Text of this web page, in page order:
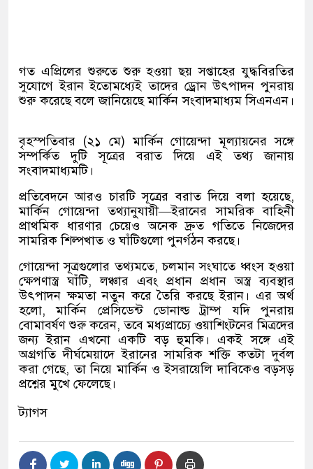
গত এপ্রিলের শুরুতে শুরু হওয়া ছয় সপ্তাহের যুদ্ধবিরতির
সুযোগে ইরান ইতোমধ্যেই তাদের ড্রোন উৎপাদন পুনরায়
শুরু করেছে বলে জানিয়েছে মার্কিন সংবাদমাধ্যম সিএনএন।
বৃহস্পতিবার (২১ মে)মার্কিন গোয়েন্দা মূল্যায়নের সঙ্গে
সম্পর্কিত দুটি সূত্রের বরাত দিয়ে এই তথ্য জানায়
সংবাদমাধ্যমটি।
প্রতিবেদনে আরও চারটি সূত্রের বরাত দিয়ে বলা হয়েছে,
মার্কিন গোয়েন্দা তথ্যানুযায়ী—ইরানের সামরিক বাহিনী
প্রাথমিক ধারণার চেয়েও অনেক দ্রুত গতিতে নিজেদের
সামরিক শিল্পখাত ও ঘাঁটিগুলো পুনর্গঠন করছে।
গোয়েন্দা সূত্রগুলোর তথ্যমতে,চলমান সংঘাতে ধ্বংস হওয়া
ক্ষেপণাস্ত্র ঘাঁটি,লঞ্চার এবং প্রধান প্রধান অস্ত্র ব্যবস্থার
উৎপাদন ক্ষমতা নতুন করে তৈরি করছে ইরান। এর অর্থ
হলো,মার্কিন প্রেসিডেন্ট ডোনাল্ড ট্রাম্প যদি পুনরায়
বোমাবর্ষণ শুরু করেন,তবে মধ্যপ্রাচ্যে ওয়াশিংটনের মিত্রদের
জন্য ইরান এখনো একটি বড় হুমকি। একই সঙ্গে এই
অগ্রগতি দীর্ঘমেয়াদে ইরানের সামরিক শক্তি কতটা দুর্বল
করা গেছে,তা নিয়ে মার্কিন ও ইসরায়েলি দাবিকেও বড়সড়
প্রশ্নের মুখে ফেলেছে।
ট্যাগস